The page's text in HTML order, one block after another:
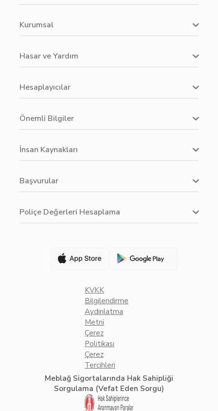
Kurumsal
Hasar ve Yardım
Hesaplayıcılar
Önemli Bilgiler
İnsan Kaynakları
Başvurular
Poliçe Değerleri Hesaplama
KVKK
Bilgilendirme
Aydınlatma
Metni
Çerez
Politikası
Çerez
Tercihleri
Meblağ Sigortalarında Hak Sahipliği
Sorgulama (Vefat Eden Sorgu)